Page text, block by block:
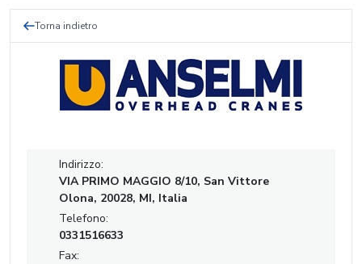
Torna indietro
Indirizzo:
VIA PRIMO MAGGIO 8/10, San Vittore
Olona, 20028, MI, Italia
Telefono:
0331516633
Fax: